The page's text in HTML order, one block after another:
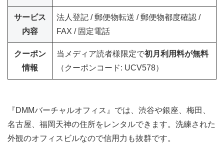
サービス
内容
法人登記 / 郵便物転送 / 郵便物都度確認 /
FAX / 固定電話
クーポン
情報
当メディア読者様限定で初月利用料が無料
（クーポンコード: UCV578）
『DMMバーチャルオフィス』では、渋谷や銀座、梅田、
名古屋、福岡天神の住所をレンタルできます。洗練された
外観のオフィスビルなので信用力も抜群です。